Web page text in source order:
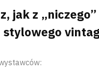
jak z